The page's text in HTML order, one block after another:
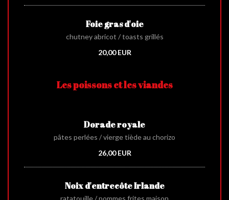
Foie gras d'oie
chutney abricot / toasts grillés
20,00 EUR
Les poissons et les viandes
Dorade royale
pâtes perlées / vierge tiède au chorizo
26,00 EUR
Noix d'entrecôte Irlande
ratatouille / pommes frites maison